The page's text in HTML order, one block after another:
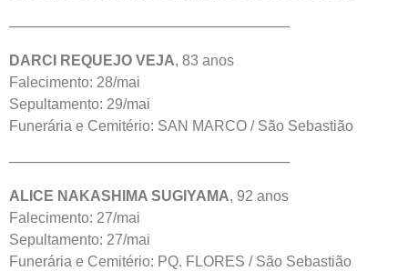
────────────────────────────
DARCI REQUEJO VEJA, 83 anos
Falecimento: 28/mai
Sepultamento: 29/mai
Funerária e Cemitério: SAN MARCO / São Sebastião
────────────────────────────
ALICE NAKASHIMA SUGIYAMA, 92 anos
Falecimento: 27/mai
Sepultamento: 27/mai
Funerária e Cemitério: PQ. FLORES / São Sebastião